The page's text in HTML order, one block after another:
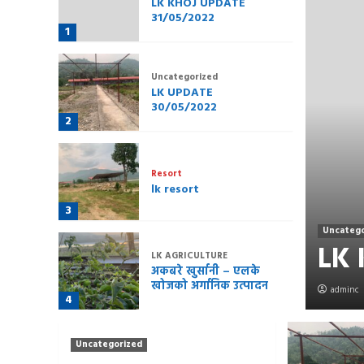
एलके खोजका
LK
adminc
1
31/05/2022
2
Uncategorized
LK UPDATE
30/05/2022
3
Resort
lk resort
4
LK AGRICULTURE
अकबरे खुर्सानी – एलके
खोजको अर्गानिक उत्पादन
Blog
Uncategorized